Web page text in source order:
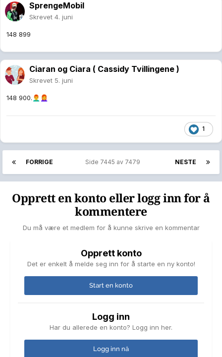
SprengeMobil
Skrevet 4. juni
148 899
Ciaran og Ciara ( Cassidy Tvillingene )
Skrevet 5. juni
148 900. 👨‍🦰 👩‍🦰
1
FORRIGE NESTE
Side 7445 av 7479
Opprett en konto eller logg inn for å
kommentere
Du må være et medlem for å kunne skrive en kommentar
Opprett konto
Det er enkelt å melde seg inn for å starte en ny konto!
Start en konto
Logg inn
Har du allerede en konto? Logg inn her.
Logg inn nå